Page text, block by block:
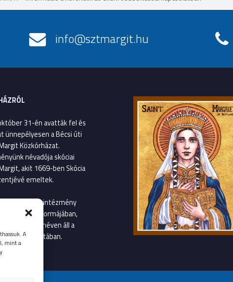
A
mint a
info@sztmargit.hu
31-én avatták fel és
ünnepélyesen a Bécsi úti
Közkórházat.
névadója skóciai
akit 1669-ben Skócia
emeltek.
január 1-től az intézmény
szerv formájában,
Margit Kórház néven áll a
szolgálatában.